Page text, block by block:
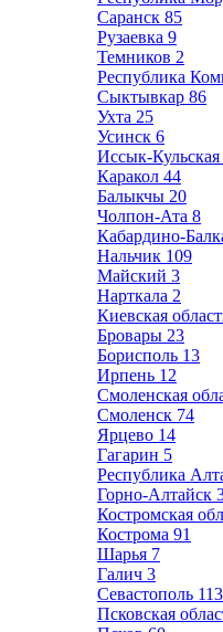
Саранск 85
Рузаевка 9
Темников 2
Республика
Сыктывкар 86
Ухта 25
Усинск 6
Иссык-Кульская
Каракол 44
Балыкчы 20
Чолпон-Ата 8
Кабардино-
Нальчик 109
Майский 3
Нарткала 2
Киевская
Бровары 23
Борисполь 13
Ирпень 12
Смоленская
Смоленск 74
Ярцево 14
Гагарин 5
Республика
Горно-Алтайск
Костромская
Кострома 91
Шарья 7
Галич 3
Севастополь 113
Псковская